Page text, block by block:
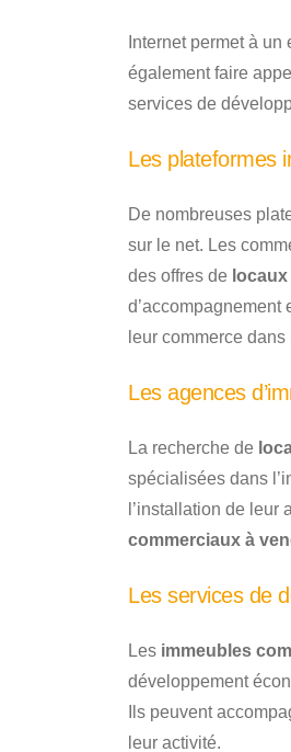
Internet permet à un
également faire
services de
Les plateformes
De nombreuses
sur le net. Les
des offres de
d’accompagnement
leur commerce
Les agences
La recherche de
spécialisées dans
l’installation de
commerciaux à
Les services de
Les immeubles
développement
Ils peuvent
leur activité.